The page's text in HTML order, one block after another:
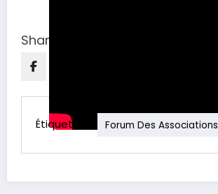
Share this content:
Étiquette Forum Des Associations